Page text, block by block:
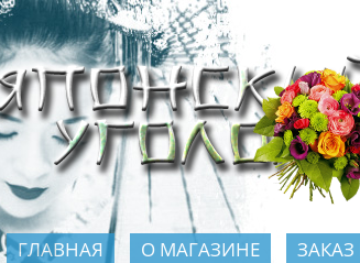
ГЛАВНАЯ О МАГАЗИНЕ